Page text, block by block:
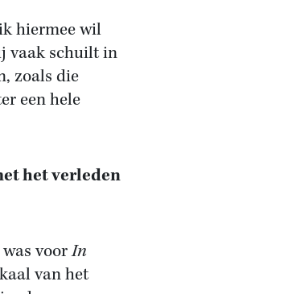
hiermee wil
vaak schuilt in
zoals die
een hele
het verleden
was voorIn
van het